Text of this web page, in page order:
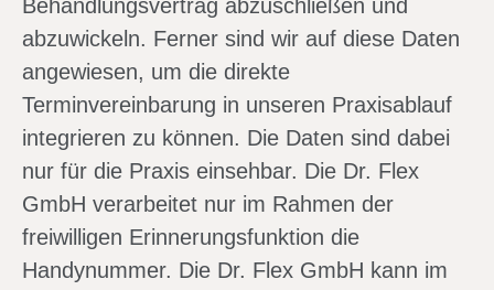
Behandlungsvertrag abzuschließen und
abzuwickeln. Ferner sind wir auf diese Daten
angewiesen, um die direkte
Terminvereinbarung in unseren Praxisablauf
integrieren zu können. Die Daten sind dabei
nur für die Praxis einsehbar. Die Dr. Flex
GmbH verarbeitet nur im Rahmen der
freiwilligen Erinnerungsfunktion die
Handynummer. Die Dr. Flex GmbH kann im